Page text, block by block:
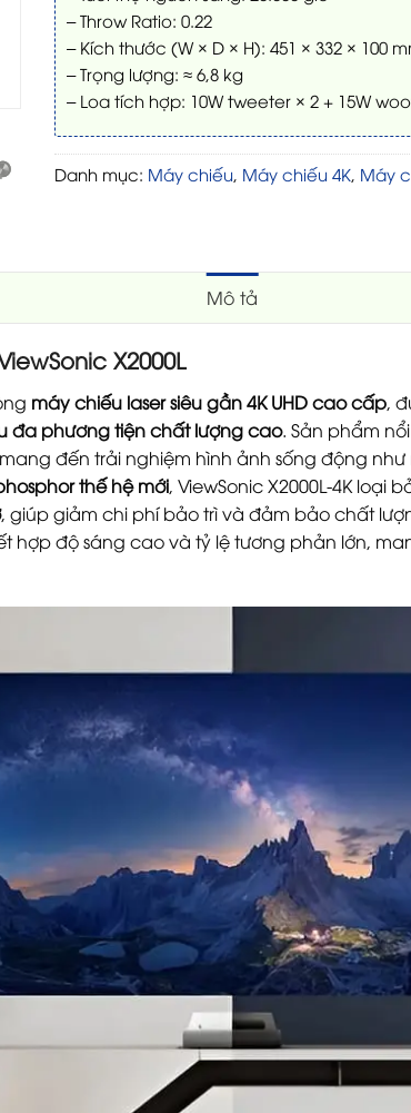
– Throw Ratio: 0.22
– Kích thước (W × D × H): 451 × 332 × 100
– Trọng lượng: ≈ 6,8 kg
– Loa tích hợp: 10W tweeter × 2 + 15W
Danh mục: Máy chiếu, Máy chiếu 4K, Máy
Mô tả
X2000L
máy chiếu laser siêu gần 4K UHD cao cấp,
đa phương tiện chất lượng cao. Sản phẩm
đến trải nghiệm hình ảnh sống động
thế hệ mới, ViewSonic X2000L-4K
, giúp giảm chi phí bảo trì và đảm bảo chất
hợp độ sáng cao và tỷ lệ tương phản lớn,